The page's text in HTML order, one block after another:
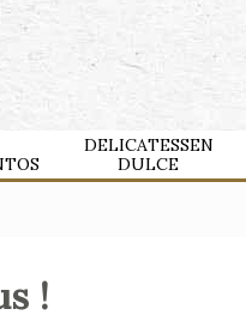
DELICATESSEN
DULCE
!